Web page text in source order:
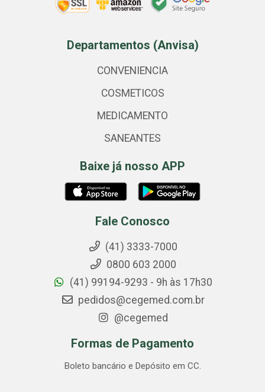
Departamentos (Anvisa)
CONVENIENCIA
COSMETICOS
MEDICAMENTO
SANEANTES
Baixe já nosso APP
Fale Conosco
(41) 3333-7000
0800 603 2000
(41) 99194-9293 - 9h às 17h30
pedidos@cegemed.com.br
@cegemed
Formas de Pagamento
Boleto bancário e Depósito em CC.